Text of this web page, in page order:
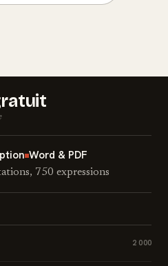
Word & PDF
750 expressions
2 000